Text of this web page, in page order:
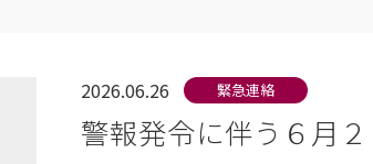
2026.06.26 緊急連絡
警報発令に伴う６月